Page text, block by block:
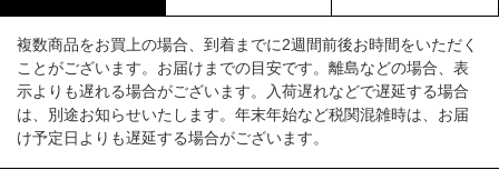
複数商品をお買上の場合、到着までに2週間前後お時間をいただく
ことがございます。お届けまでの目安です。離島などの場合、表
示よりも遅れる場合がございます。入荷遅れなどで遅延する場合
は、別途お知らせいたします。年末年始など税関混雑時は、お届
け予定日よりも遅延する場合がございます。